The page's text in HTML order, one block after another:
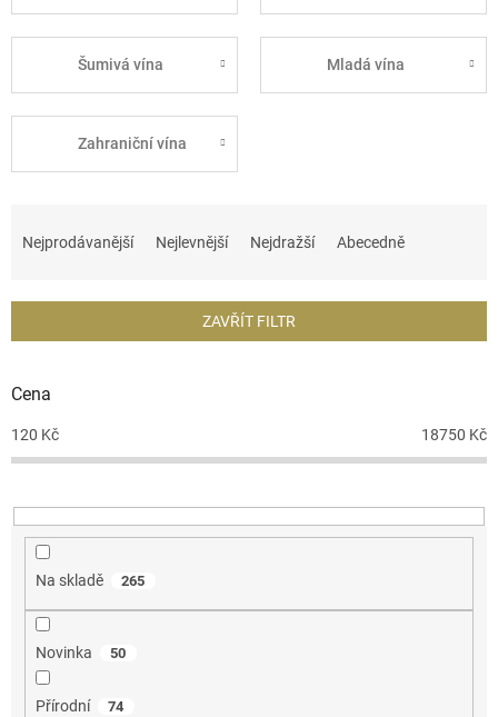
Šumivá vína Mladá vína
Zahraniční vína
í
r
d
u
t
ů
Nejprodávanější Nejlevnější Nejdražší Abecedně
ZAVŘÍT FILTR
Cena
120 Kč 18750 Kč
Na skladě 265
Novinka 50
Přírodní 74